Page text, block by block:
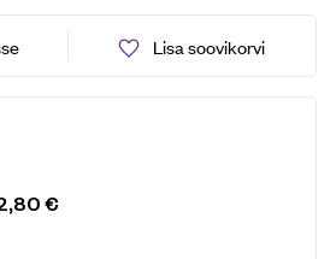
Lisa soovikorvi
€